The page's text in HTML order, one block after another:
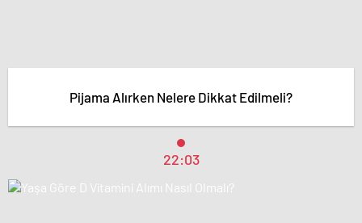
Pijama Alırken Nelere Dikkat Edilmeli?
22:03